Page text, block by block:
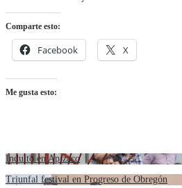
Comparte esto:
Facebook X
Me gusta esto:
Indulto en Apizaco
Triunfal festival en Progreso de Obregón